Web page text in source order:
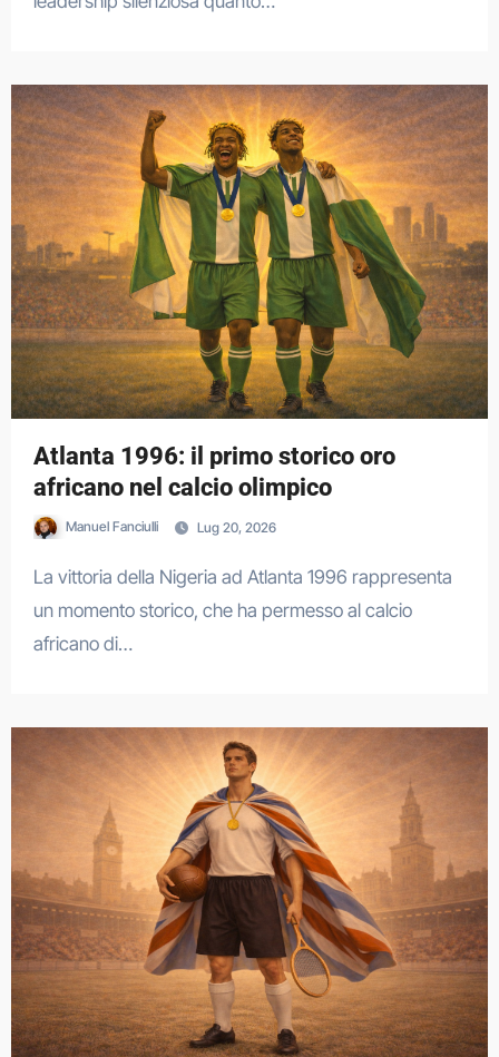
Atlanta 1996: il primo storico oro
africano nel calcio olimpico
Manuel Fanciulli Lug 20, 2026
La vittoria della Nigeria ad Atlanta 1996 rappresenta
un momento storico, che ha permesso al calcio
africano di…